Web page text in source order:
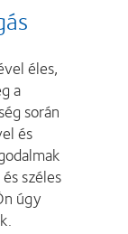
éles,
a
során
és
széles
úgy